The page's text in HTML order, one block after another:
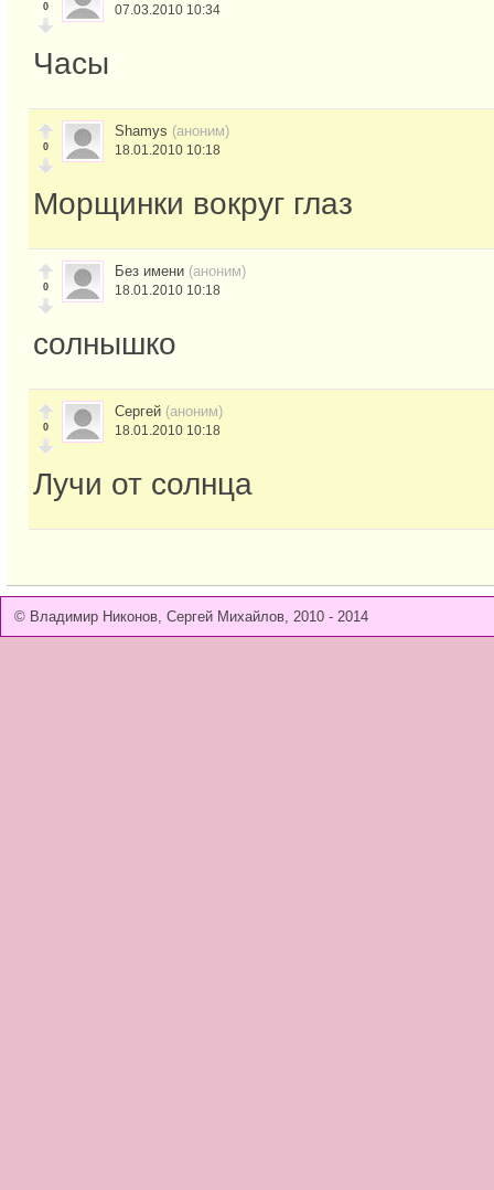
0 07.03.2010 10:34
Часы
0
Shamys (аноним)
18.01.2010 10:18
Морщинки вокруг глаз
0
Без имени (аноним)
18.01.2010 10:18
солнышко
0
Сергей (аноним)
18.01.2010 10:18
Лучи от солнца
© Владимир Никонов, Сергей Михайлов, 2010 - 2014